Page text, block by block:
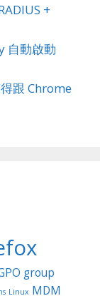
+
自動啟動
跟 Chrome
group
Linux MDM